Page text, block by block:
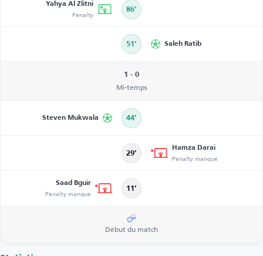
Yahya Al Zlitni
Pénalty 86’
51’ Saleh Ratib
1 - 0
Mi-temps
Steven Mukwala 44’
29’
Hamza Darai
Pénalty manqué
Saad Bguir
Pénalty manqué 11’
Début du match